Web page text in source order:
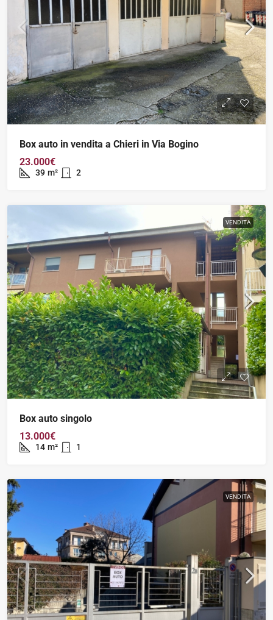
Box auto in vendita a Chieri in Via Bogino
23.000€
39 m² 2
VENDITA
Box auto singolo
13.000€
14 m² 1
VENDITA